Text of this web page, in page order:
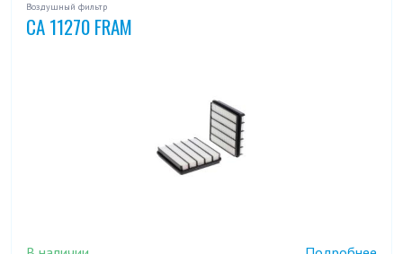
Воздушный фильтр
CA 11270 FRAM